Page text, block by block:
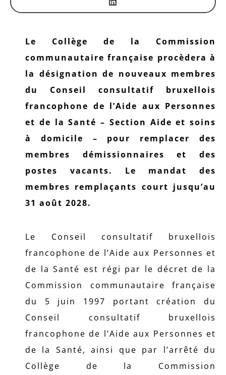
Le Collège de la Commission
communautaire française procèdera à
la désignation de nouveaux membres
du Conseil consultatif bruxellois
francophone de l’Aide aux Personnes
et de la Santé – Section Aide et soins
à domicile – pour remplacer des
membres démissionnaires et des
postes vacants. Le mandat des
membres remplaçants court jusqu’au
31 août 2028.
Le Conseil consultatif bruxellois
francophone de l’Aide aux Personnes et
de la Santé est régi par le décret de la
Commission communautaire française
du 5 juin 1997 portant création du
Conseil consultatif bruxellois
francophone de l’Aide aux Personnes et
de la Santé, ainsi que par l’arrêté du
Collège de la Commission